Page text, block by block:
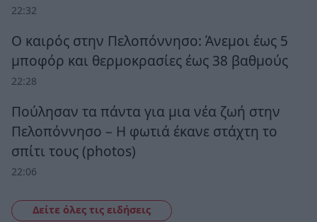
22:32
Ο καιρός στην Πελοπόννησο: Άνεμοι έως 5
μποφόρ και θερμοκρασίες έως 38 βαθμούς
22:28
Πούλησαν τα πάντα για μια νέα ζωή στην
Πελοπόννησο – Η φωτιά έκανε στάχτη το
σπίτι τους (photos)
22:06
Δείτε όλες τις ειδήσεις